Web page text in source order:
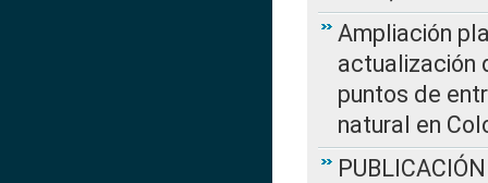
Ampliación
actualización
puntos de
natural en